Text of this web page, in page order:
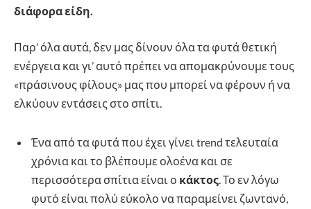
διάφορα είδη.
Παρ’ όλα αυτά, δεν μας δίνουν όλα τα φυτά θετική
ενέργεια και γι’ αυτό πρέπει να απομακρύνουμε τους
«πράσινους φίλους» μας που μπορεί να φέρουν ή να
ελκύουν εντάσεις στο σπίτι.
Ένα από τα φυτά που έχει γίνει trend τελευταία
χρόνια και το βλέπουμε ολοένα και σε
περισσότερα σπίτια είναι ο κάκτος . Το εν λόγω
φυτό είναι πολύ εύκολο να παραμείνει ζωντανό,